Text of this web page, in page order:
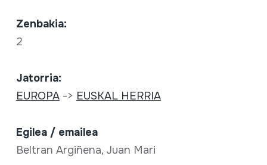
Zenbakia:
2
Jatorria:
EUROPA-> EUSKAL HERRIA
Egilea / emailea
Beltran Argiñena, Juan Mari